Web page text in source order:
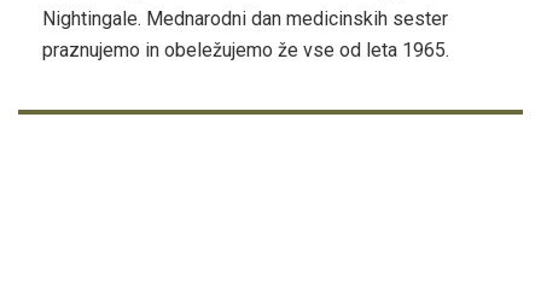
Nightingale. Mednarodni dan medicinskih sester
praznujemo in obeležujemo že vse od leta 1965.